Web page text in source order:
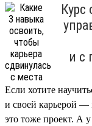
Курс
и с
Если хотите
и своей карьерой —
это тоже проект. А у